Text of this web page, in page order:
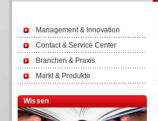
Management & Innovation
Contact & Service Center
Branchen & Praxis
Markt & Produkte
Wissen